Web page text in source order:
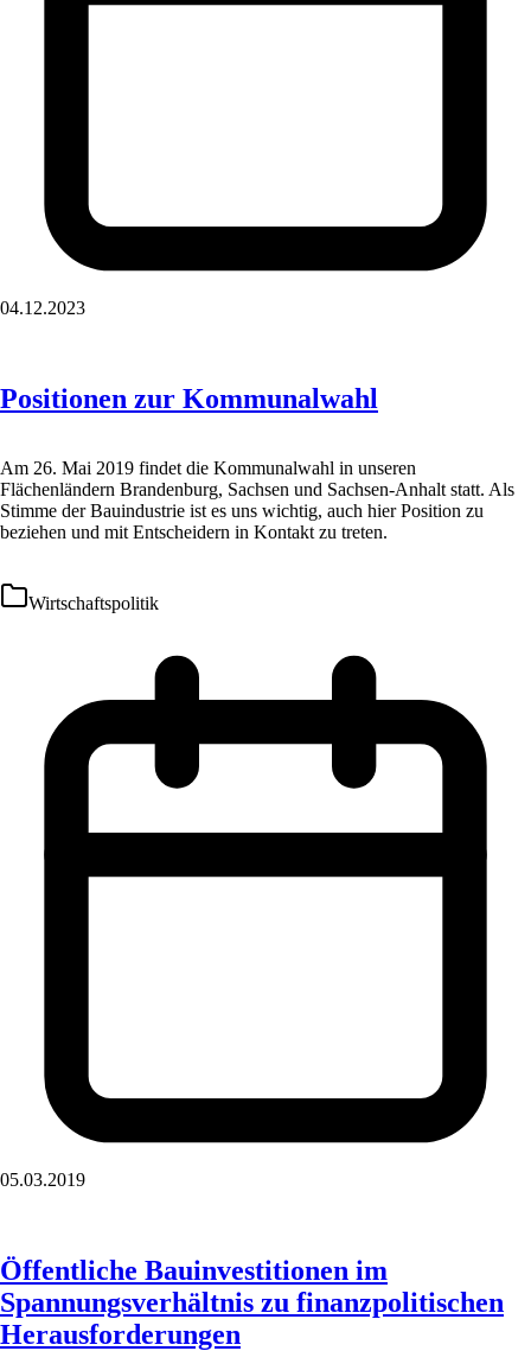
04.12.2023
Positionen zur Kommunalwahl
Am 26. Mai 2019 findet die Kommunalwahl in unseren
Flächenländern Brandenburg, Sachsen und Sachsen-Anhalt statt. Als
Stimme der Bauindustrie ist es uns wichtig, auch hier Position zu
beziehen und mit Entscheidern in Kontakt zu treten.
Wirtschaftspolitik
05.03.2019
Öffentliche Bauinvestitionen im
Spannungsverhältnis zu finanzpolitischen
Herausforderungen